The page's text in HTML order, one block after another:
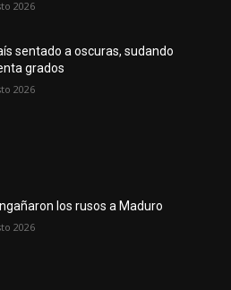
2026
sentado a oscuras, sudando
grados
2026
los rusos a Maduro
2026